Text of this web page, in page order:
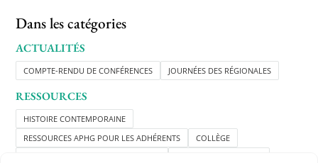
Dans les catégories
ACTUALITÉS
COMPTE-RENDU DE CONFÉRENCES JOURNÉES DES RÉGIONALES
RESSOURCES
HISTOIRE CONTEMPORAINE
RESSOURCES APHG POUR LES ADHÉRENTS
COLLÈGE